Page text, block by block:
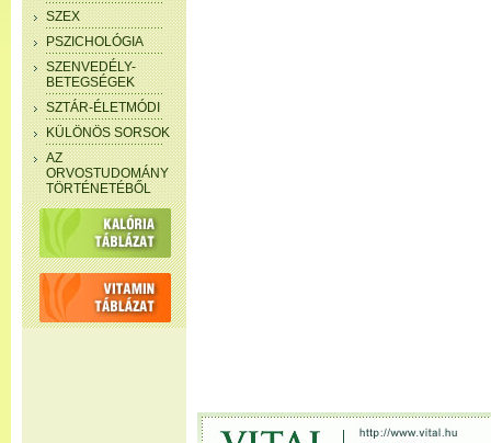
SZEX
PSZICHOLÓGIA
SZENVEDÉLY-
BETEGSÉGEK
SZTÁR-ÉLETMÓDI
KÜLÖNÖS SORSOK
AZ
ORVOSTUDOMÁNY
TÖRTÉNETÉBŐL